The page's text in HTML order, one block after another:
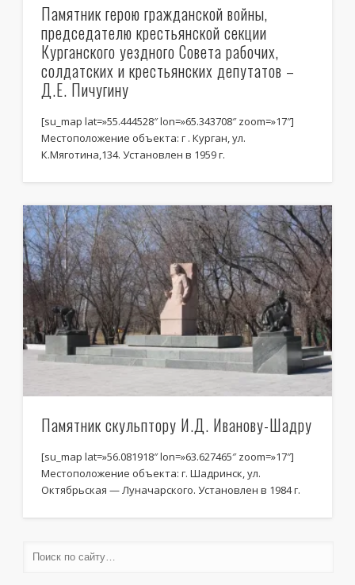
Памятник герою гражданской войны,
председателю крестьянской секции
Курганского уездного Совета рабочих,
солдатских и крестьянских депутатов –
Д.Е. Пичугину
[su_map lat=»55.444528″ lon=»65.343708″ zoom=»17″]
Местоположение объекта: г . Курган, ул.
К.Мяготина,134. Установлен в 1959 г.
Памятник скульптору И.Д. Иванову-Шадру
[su_map lat=»56.081918″ lon=»63.627465″ zoom=»17″]
Местоположение объекта: г. Шадринск, ул.
Октябрьская — Луначарского. Установлен в 1984 г.